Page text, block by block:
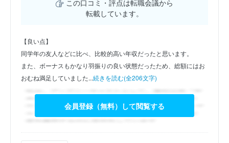
この口コミ・評点は転職会議から
転載しています。
【良い点】
同学年の友人などに比べ、比較的高い年収だったと思います。
また、ボーナスもかなり羽振りの良い状態だったため、総額にはお
おむね満足していました...続きを読む(全206文字)
会員登録（無料）して閲覧する